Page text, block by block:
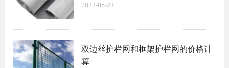
2023-05-23
双边丝护栏网和框架护栏网的价格计
算